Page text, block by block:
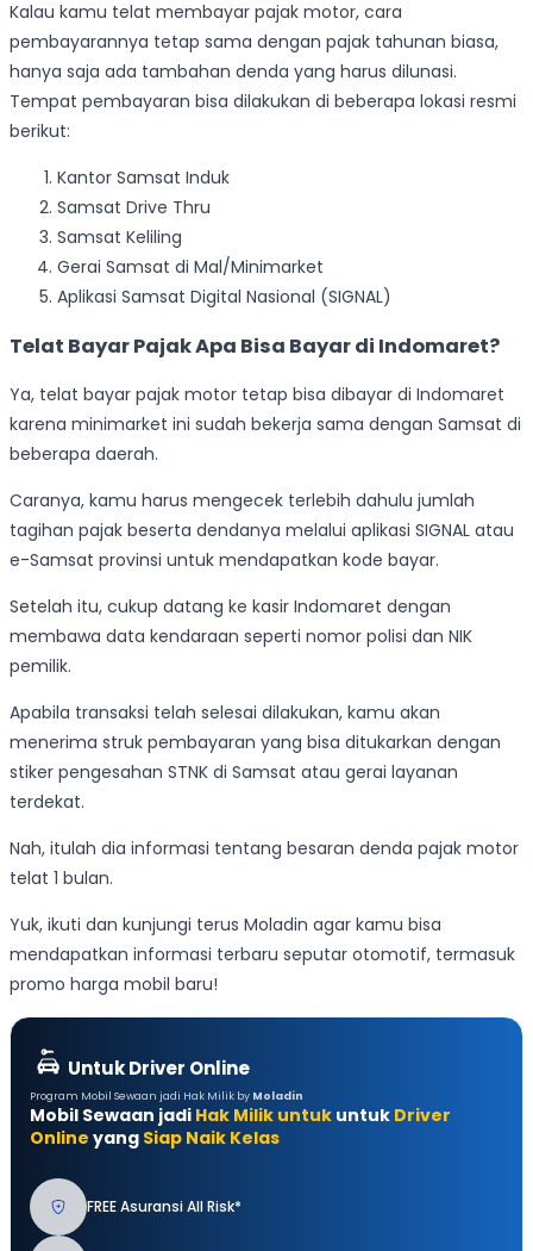
Kalau kamu telat membayar pajak motor, cara
pembayarannya tetap sama dengan pajak tahunan biasa,
hanya saja ada tambahan denda yang harus dilunasi.
Tempat pembayaran bisa dilakukan di beberapa lokasi resmi
berikut:
Kantor Samsat Induk
Samsat Drive Thru
Samsat Keliling
Gerai Samsat di Mal/Minimarket
Aplikasi Samsat Digital Nasional (SIGNAL)
Telat Bayar Pajak Apa Bisa Bayar di Indomaret?
Ya, telat bayar pajak motor tetap bisa dibayar di Indomaret
karena minimarket ini sudah bekerja sama dengan Samsat di
beberapa daerah.
Caranya, kamu harus mengecek terlebih dahulu jumlah
tagihan pajak beserta dendanya melalui aplikasi SIGNAL atau
e-Samsat provinsi untuk mendapatkan kode bayar.
Setelah itu, cukup datang ke kasir Indomaret dengan
membawa data kendaraan seperti nomor polisi dan NIK
pemilik.
Apabila transaksi telah selesai dilakukan, kamu akan
menerima struk pembayaran yang bisa ditukarkan dengan
stiker pengesahan STNK di Samsat atau gerai layanan
terdekat.
Nah, itulah dia informasi tentang besaran denda pajak motor
telat 1 bulan.
Yuk, ikuti dan kunjungi terus Moladin agar kamu bisa
mendapatkan informasi terbaru seputar otomotif, termasuk
promo harga mobil baru!
Untuk Driver Online
Program Mobil Sewaan jadi Hak Milik by Moladin
Mobil Sewaan jadi Hak Milik untuk untuk Driver
Online yang Siap Naik Kelas
FREE Asuransi All Risk*